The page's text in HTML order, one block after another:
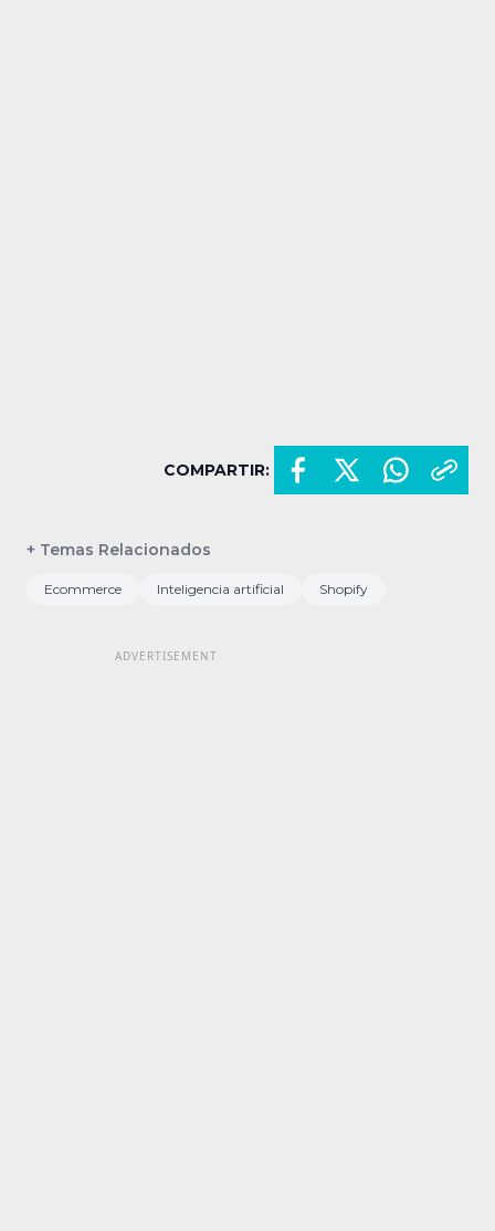
COMPARTIR:
+ Temas Relacionados
Ecommerce Inteligencia artificial Shopify